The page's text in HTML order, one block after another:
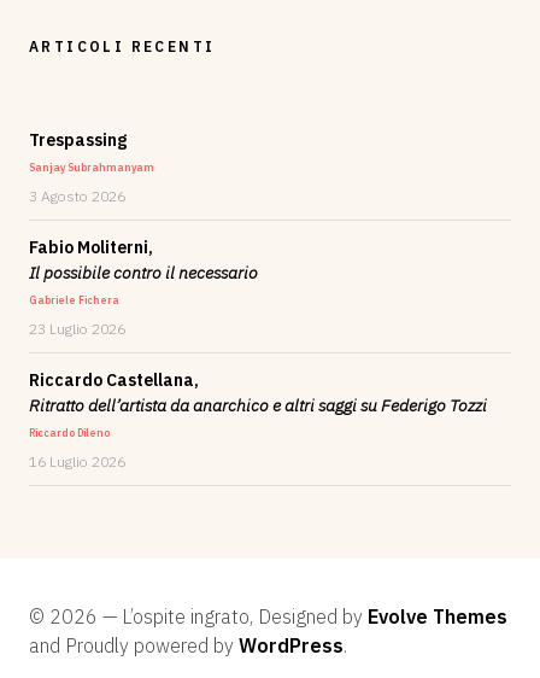
ARTICOLI RECENTI
Trespassing
Sanjay Subrahmanyam
3 Agosto 2026
Fabio Moliterni,
Il possibile contro il necessario
Gabriele Fichera
23 Luglio 2026
Riccardo Castellana,
Ritratto dell’artista da anarchico e altri saggi su Federigo Tozzi
Riccardo Dileno
16 Luglio 2026
© 2026 — L’ospite ingrato, Designed by Evolve Themes
and Proudly powered by WordPress.